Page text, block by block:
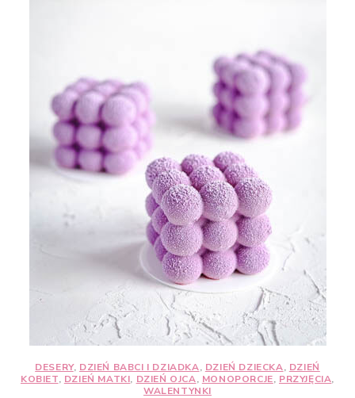
DESERY, DZIEŃ BABCI I DZIADKA, DZIEŃ DZIECKA, DZIEŃ
KOBIET, DZIEŃ MATKI, DZIEŃ OJCA, MONOPORCJE, PRZYJĘCIA,
WALENTYNKI
Doświadczenie
Aby nasza
strona
internetowa
działała jak
najlepiej
podczas
twojego
przejścia na nią.
Jeśli odrzucisz
te pliki cookie,
niektóre funkcje
znikną ze strony
internetowej.
Marketing
Udostępniając
swoje